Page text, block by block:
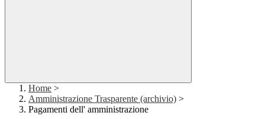
Home >
Amministrazione Trasparente (archivio) >
Pagamenti dell' amministrazione